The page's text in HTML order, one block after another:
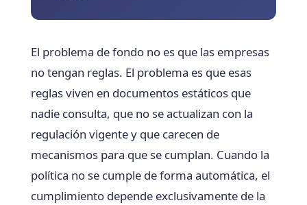
El problema de fondo no es que las empresas
no tengan reglas. El problema es que esas
reglas viven en documentos estáticos que
nadie consulta, que no se actualizan con la
regulación vigente y que carecen de
mecanismos para que se cumplan. Cuando la
política no se cumple de forma automática, el
cumplimiento depende exclusivamente de la